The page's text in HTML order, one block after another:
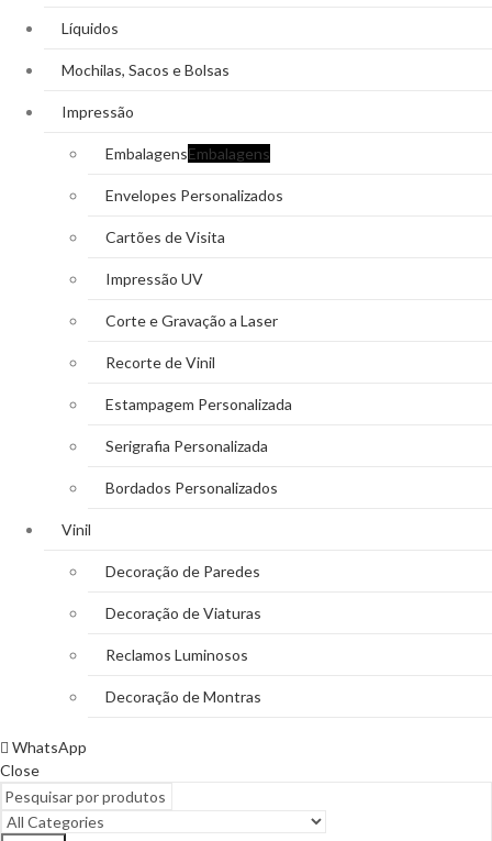
Líquidos
Mochilas, Sacos e Bolsas
Impressão
EmbalagensEmbalagens
Envelopes Personalizados
Cartões de Visita
Impressão UV
Corte e Gravação a Laser
Recorte de Vinil
Estampagem Personalizada
Serigrafia Personalizada
Bordados Personalizados
Vinil
Decoração de Paredes
Decoração de Viaturas
Reclamos Luminosos
Decoração de Montras
WhatsApp
Close